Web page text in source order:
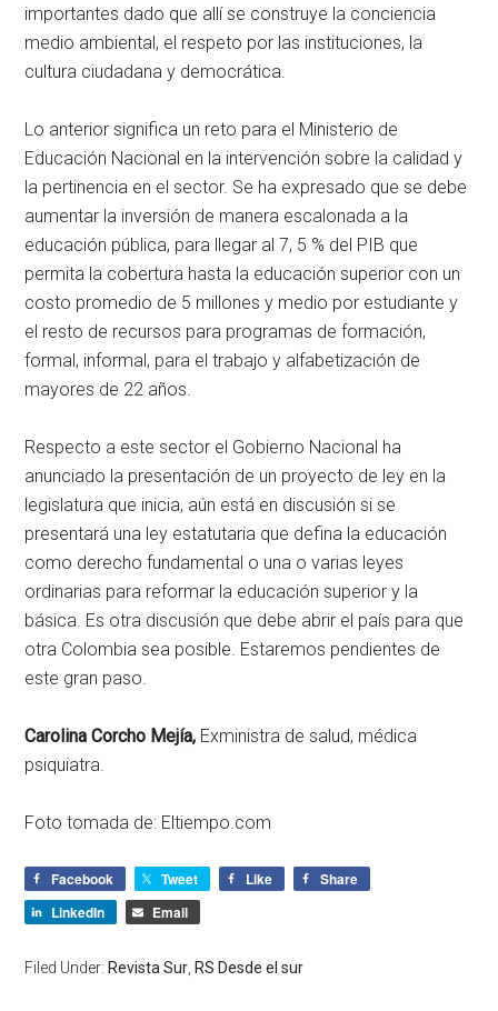
importantes dado que allí se construye la conciencia
medio ambiental, el respeto por las instituciones, la
cultura ciudadana y democrática.
Lo anterior significa un reto para el Ministerio de
Educación Nacional en la intervención sobre la calidad y
la pertinencia en el sector. Se ha expresado que se debe
aumentar la inversión de manera escalonada a la
educación pública, para llegar al 7, 5 % del PIB que
permita la cobertura hasta la educación superior con un
costo promedio de 5 millones y medio por estudiante y
el resto de recursos para programas de formación,
formal, informal, para el trabajo y alfabetización de
mayores de 22 años.
Respecto a este sector el Gobierno Nacional ha
anunciado la presentación de un proyecto de ley en la
legislatura que inicia, aún está en discusión si se
presentará una ley estatutaria que defina la educación
como derecho fundamental o una o varias leyes
ordinarias para reformar la educación superior y la
básica. Es otra discusión que debe abrir el país para que
otra Colombia sea posible. Estaremos pendientes de
este gran paso.
Carolina Corcho Mejía, Exministra de salud, médica
psiquiatra.
Foto tomada de: Eltiempo.com
Facebook Tweet Like
Share
LinkedIn
Email
Filed Under: Revista Sur RS Desde el sur